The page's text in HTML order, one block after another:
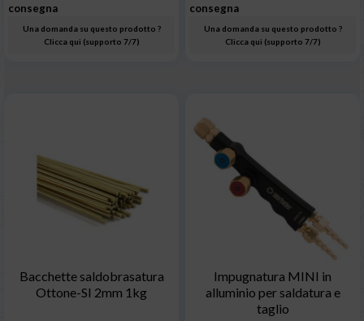
consegna
Una domanda su questo prodotto ?
Clicca qui (supporto 7/7)
consegna
Una domanda su questo prodotto ?
Clicca qui (supporto 7/7)
Bacchette saldobrasatura
Ottone-SI 2mm 1kg
Impugnatura MINI in
alluminio per saldatura e
taglio